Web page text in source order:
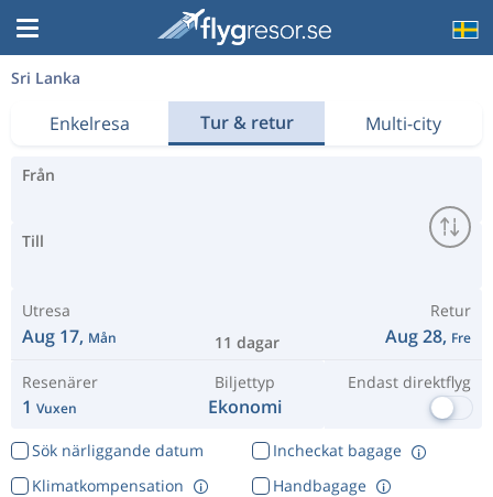
Sri Lanka
Enkelresa Tur & retur Multi-city
Från
Till
Utresa
Aug 17, Mån 11 dagar
Retur
Aug 28, Fre
Resenärer
1 Vuxen
Biljettyp
Ekonomi
Endast direktflyg
Sök närliggande datum
Incheckat bagage
Klimatkompensation
Handbagage